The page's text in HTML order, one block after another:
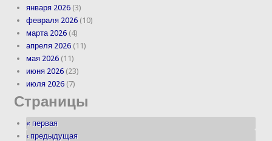
января 2026 (3)
февраля 2026 (10)
марта 2026 (4)
апреля 2026 (11)
мая 2026 (11)
июня 2026 (23)
июля 2026 (7)
Страницы
« первая
‹ предыдущая